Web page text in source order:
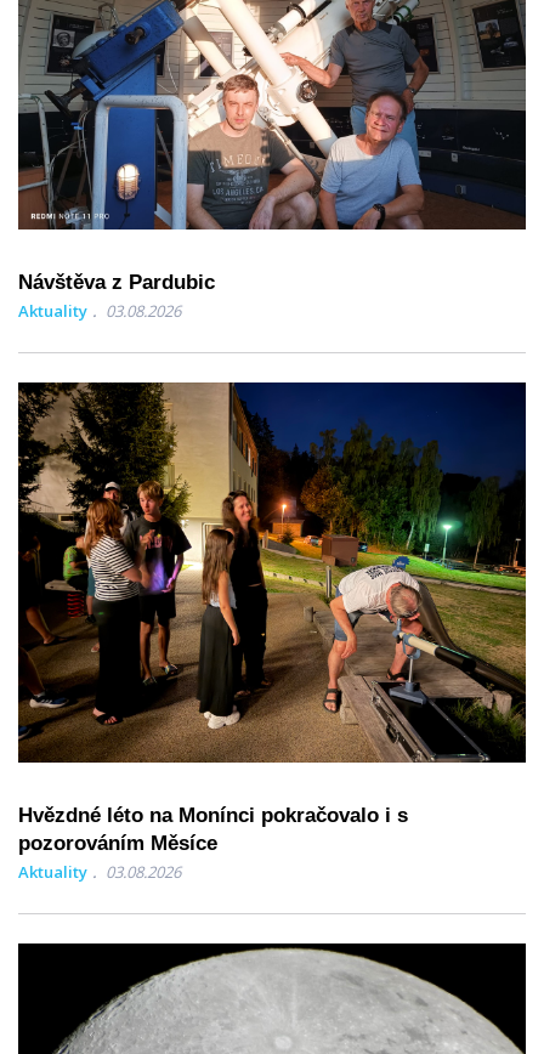
Návštěva z Pardubic
Aktuality 03.08.2026
Hvězdné léto na Monínci pokračovalo i s
pozorováním Měsíce
Aktuality 03.08.2026